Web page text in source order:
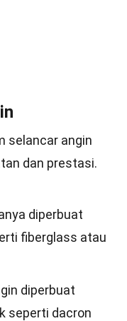
selancar angin
dan prestasi.
diperbuat
fiberglass atau
diperbuat
seperti dacron